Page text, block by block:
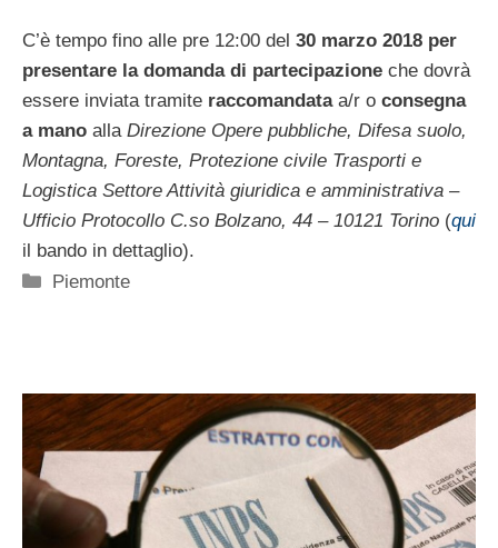
C’è tempo fino alle pre 12:00 del 30 marzo 2018 per
presentare la domanda di partecipazione che dovrà
essere inviata tramite raccomandataa/r o consegna
a mano alla Direzione Opere pubbliche, Difesa suolo,
Montagna, Foreste, Protezione civile Trasporti e
Logistica Settore Attività giuridica e amministrativa –
Ufficio Protocollo C.so Bolzano, 44 – 10121 Torino (qui
il bando in dettaglio).
Categorie
Piemonte